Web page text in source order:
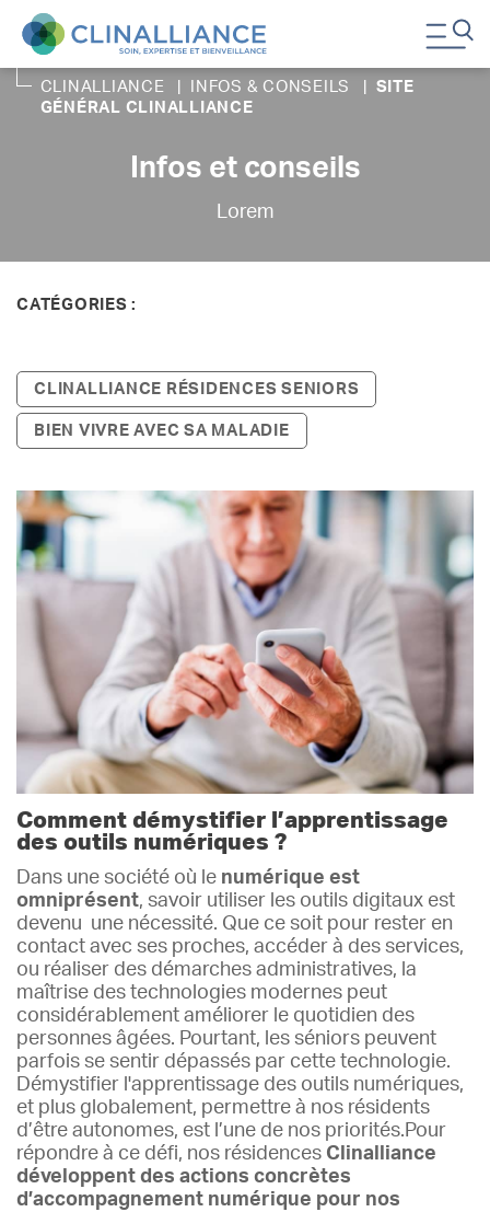
CLINALLIANCE INFOS & CONSEILS
SITE
GÉNÉRAL CLINALLIANCE
Infos et conseils
Lorem
CATÉGORIES :
CLINALLIANCE RÉSIDENCES SENIORS
BIEN VIVRE AVEC SA MALADIE
Comment démystifier l’apprentissage
des outils numériques ?
Dans une société où le numérique est
omniprésent, savoir utiliser les outils digitaux est
devenu une nécessité. Que ce soit pour rester en
contact avec ses proches, accéder à des services,
ou réaliser des démarches administratives, la
maîtrise des technologies modernes peut
considérablement améliorer le quotidien des
personnes âgées. Pourtant, les séniors peuvent
parfois se sentir dépassés par cette technologie.
Démystifier l'apprentissage des outils numériques,
et plus globalement, permettre à nos résidents
d’être autonomes, est l’une de nos priorités.Pour
répondre à ce défi, nos résidences Clinalliance
développent des actions concrètes
d’accompagnement numérique pour nos